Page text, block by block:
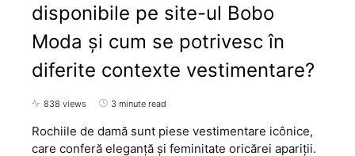
disponibile pe site-ul Bobo
Moda și cum se potrivesc în
diferite contexte vestimentare?
838 views 3 minute read
Rochiile de damă sunt piese vestimentare icônice,
care conferă eleganță și feminitate oricărei apariții.